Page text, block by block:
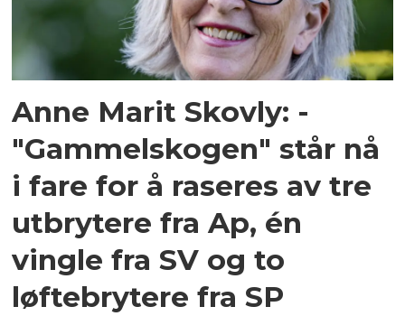
Anne Marit Skovly: -
"Gammelskogen" står nå
i fare for å raseres av tre
utbrytere fra Ap, én
vingle fra SV og to
løftebrytere fra SP